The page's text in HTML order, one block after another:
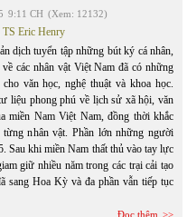
9:11 CH (Xem: 12132)
TS Eric Henry
dịch tuyển tập những bút ký cá nhân,
các nhân vật Việt Nam đã có những
văn học, nghệ thuật và khoa học.
liệu phong phú về lịch sử xã hội, văn
miền Nam Việt Nam, đồng thời khắc
từng nhân vật. Phần lớn những người
Sau khi miền Nam thất thủ vào tay lực
giữ nhiều năm trong các trại cải tạo
sang Hoa Kỳ và đa phần vẫn tiếp tục
Đọc thêm